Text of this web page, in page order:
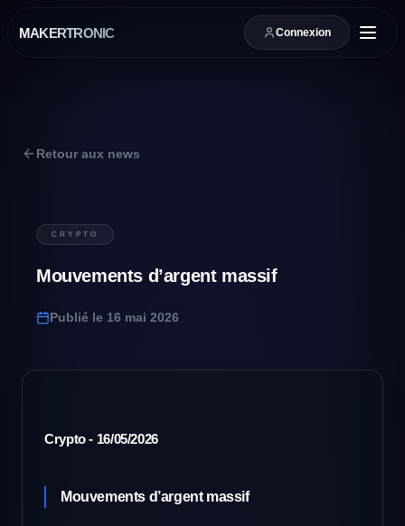
MAKERTRONIC Connexion
Retour aux news
CRYPTO
Mouvements d’argent massif
Publié le 16 mai 2026
Crypto - 16/05/2026
Mouvements d’argent massif